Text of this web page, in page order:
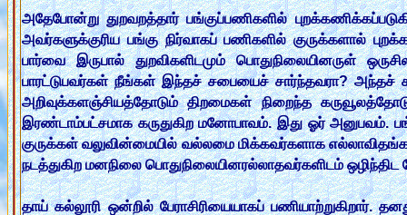
அதேபோன்று துறவறத்தார் பங்குப்பணிகளில்
அவர்களுக்குரிய பங்கு நிர்வாகப் பணிகளில் குருக்களால்
பார்வை இருபால் துறவிகளிடமும் பொதுநிலையினருள்
பாரட்டுபவர்கள் நீங்கள் இந்தச் சபையைச் சார்ந்தவரா? அந்தச்
அறிவுக்களஞ்சியத்தோடும் திறமைகள் நிறைந்த
இரண்டாம்பட்சமாக கருதுகிற மனோபாவம். இது ஓர் அனுபவம்.
குருக்கள் வலுவின்மையில் வல்லமை மிக்கவர்களாக
நடத்துகிற மனநிலை பொதுநிலையினரல்லாதவர்களிடம்
தாய் கல்லூரி ஒன்றில் பேராசிரியையாகப்